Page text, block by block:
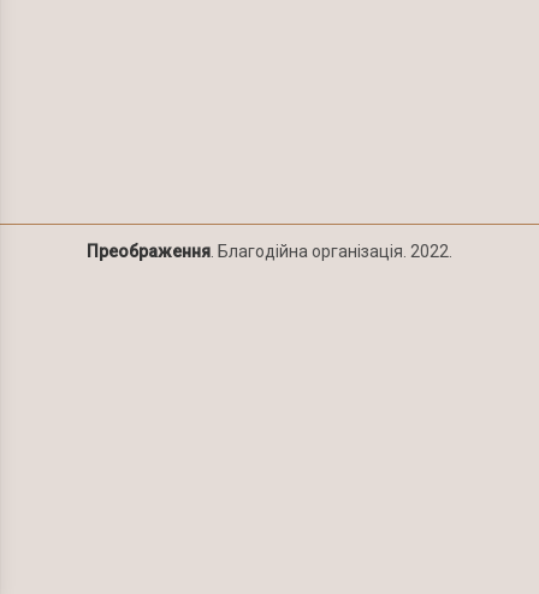
Преображення. Благодійна організація. 2022.